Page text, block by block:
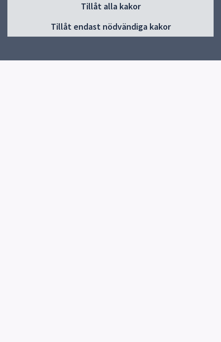
Tillåt alla kakor
Tillåt endast nödvändiga kakor